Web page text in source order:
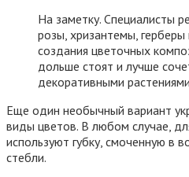
На заметку. Специалисты
розы, хризантемы, герберы
создания цветочных
дольше стоят и лучше
декоративными
Еще один необычный вариант
виды цветов. В любом случае,
используют губку, смоченную в
стебли.